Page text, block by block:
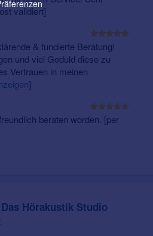
alle Hörgeräte-Hersteller
bis Premium-
setze ich,
die permanente individuelle
aller
der wichtigsten
Sie sich selbst und lernen
Sie herzlich willkommen.
validiert]
& fundierte Beratung!
und viel Geduld diese zu
Vertrauen in meinen
]
beraten worden. [per
Hörakustik Studio